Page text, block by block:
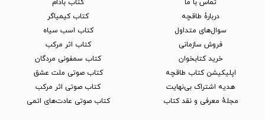
تماس با ما
دربارهٔ طاقچه
سوال‌های متداول
فروش سازمانی
خرید کتابخوان
اپلیکیشن کتاب طاقچه
هدیه اشتراک بی‌نهایت
مجلهٔ معرفی و نقد کتاب
کتاب بادام
کتاب کیمیاگر
کتاب اسب سیاه
کتاب اثر مرکب
کتاب سمفونی مردگان
کتاب صوتی ملت عشق
کتاب صوتی اثر مرکب
کتاب صوتی عادت‌های اتمی